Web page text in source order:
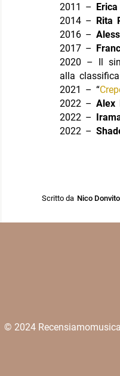
2011 –
2014 – Rita
2016 –
2017 –
2020 – Il
alla
2021 – “
2022 – Alex
2022 –
2022 –
Scritto da Nico Donvito
© 2024